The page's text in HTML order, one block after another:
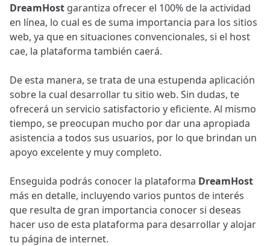
DreamHost garantiza ofrecer el 100% de la actividad
en línea, lo cual es de suma importancia para los sitios
web, ya que en situaciones convencionales, si el host
cae, la plataforma también caerá.
De esta manera, se trata de una estupenda aplicación
sobre la cual desarrollar tu sitio web. Sin dudas, te
ofrecerá un servicio satisfactorio y eficiente. Al mismo
tiempo, se preocupan mucho por dar una apropiada
asistencia a todos sus usuarios, por lo que brindan un
apoyo excelente y muy completo.
Enseguida podrás conocer la plataforma DreamHost
más en detalle, incluyendo varios puntos de interés
que resulta de gran importancia conocer si deseas
hacer uso de esta plataforma para desarrollar y alojar
tu página de internet.